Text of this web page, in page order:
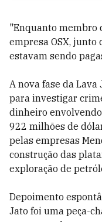
"Enquanto membro
empresa OSX, junto
estavam sendo
A nova fase da
para investigar
dinheiro
922 milhões de
pelas empresas
construção das
exploração de
Depoimento
Jato foi uma peça-